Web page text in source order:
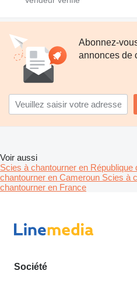
Abonnez-
annonces de
Voir aussi
Scies à chantourner en République
chantourner en Cameroun Scies à
chantourner en France
Société